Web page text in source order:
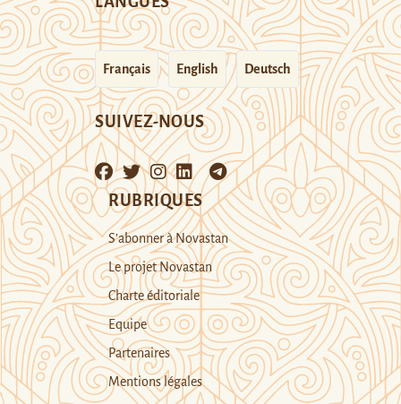
Français English Deutsch
SUIVEZ-NOUS
RUBRIQUES
S’abonner à Novastan
Le projet Novastan
Charte éditoriale
Equipe
Partenaires
Mentions légales